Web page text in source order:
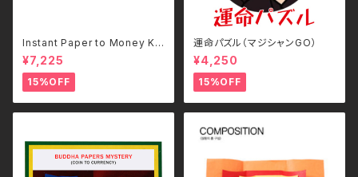
Instant Paper to Money Ki
d Version (Japan)
¥7,225
15%OFF
運命パズル（マジシャンGO）
¥4,250
15%OFF